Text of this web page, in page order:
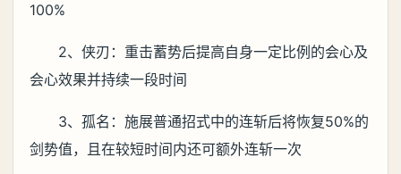
100%
2、侠刃：重击蓄势后提高自身一定比例的会心及
会心效果并持续一段时间
3、孤名：施展普通招式中的连斩后将恢复50%的
剑势值，且在较短时间内还可额外连斩一次